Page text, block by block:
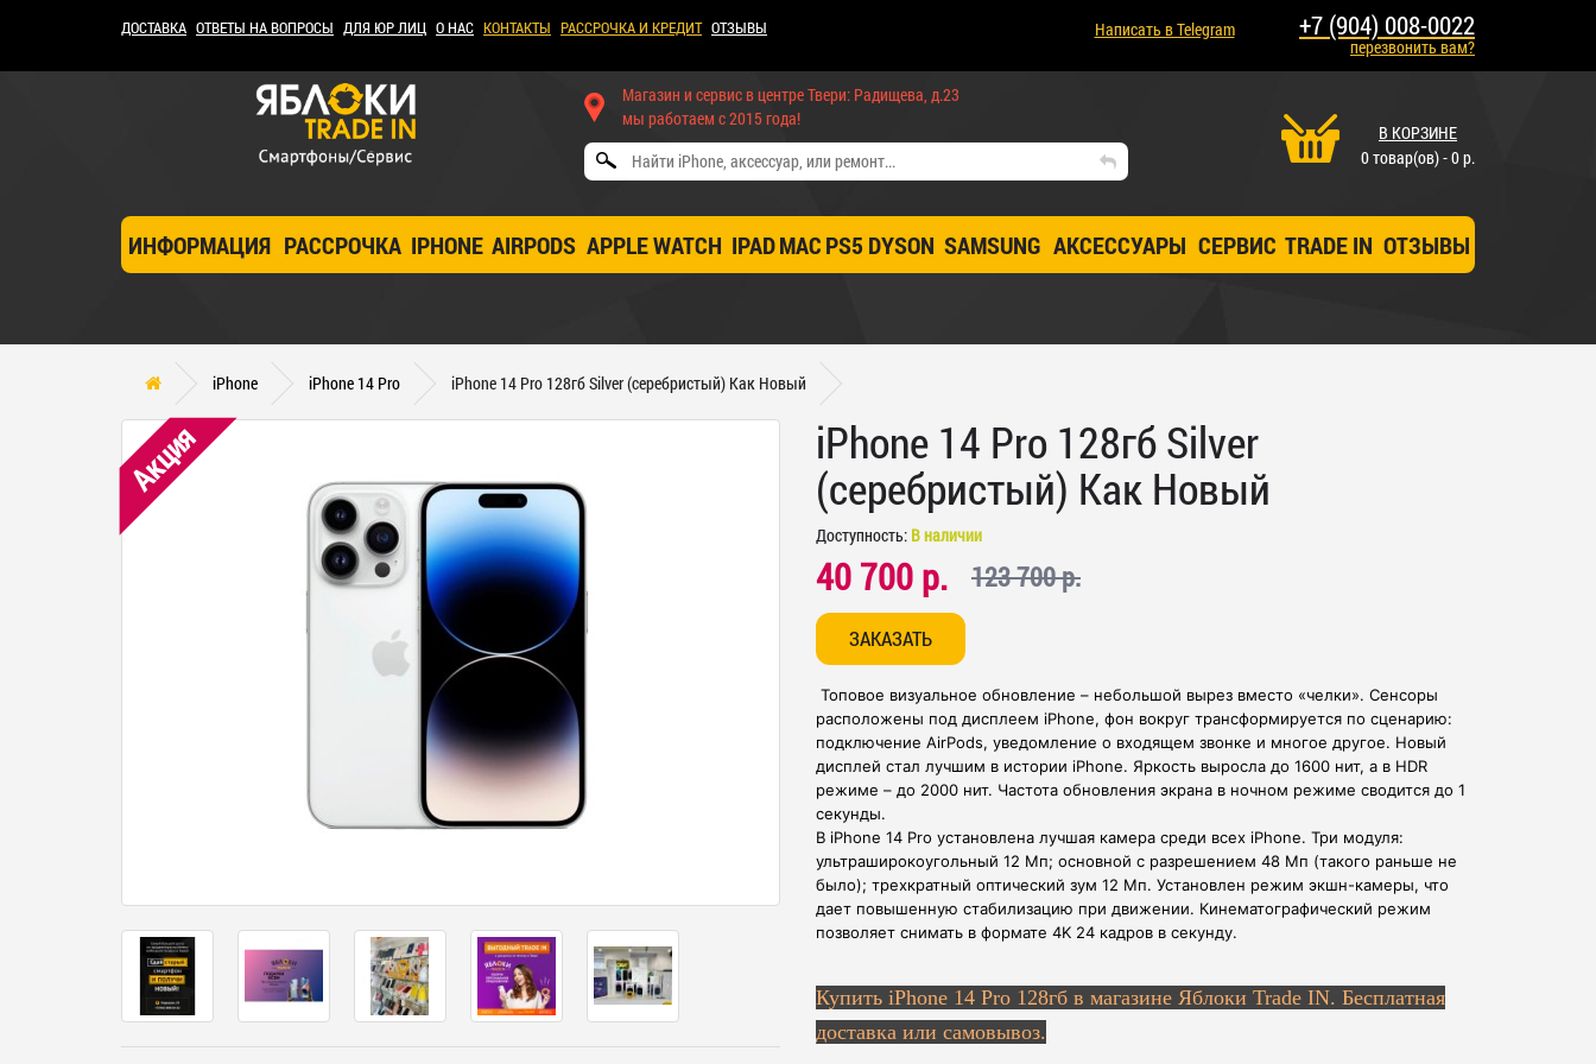
ДОСТАВКА ОТВЕТЫ НА ВОПРОСЫ ДЛЯ ЮР ЛИЦ О НАС КОНТАКТЫ РАССРОЧКА И КРЕДИТ ОТЗЫВЫ Написать в Telegram +7 (904) 008-0022
перезвонить вам?
Магазин и сервис в центре Твери: Радищева, д.23
мы работаем с 2015 года!
В КОРЗИНЕ
0 товар(ов) - 0 р.
ИНФОРМАЦИЯ РАССРОЧКА IPHONE AIRPODS APPLE WATCH IPADMACPS5 DYSON SAMSUNG АКСЕССУАРЫ СЕРВИС TRADE IN ОТЗЫВЫ
iPhone iPhone 14 Pro iPhone 14 Pro 128гб Silver (серебристый) Как Новый
Акция
iPhone 14 Pro 128гб Silver
(серебристый) Как Новый
Доступность: В наличии
40 700 р. 123 700 р.
ЗАКАЗАТЬ
Топовое визуальное обновление – небольшой вырез вместо «челки». Сенсоры
расположены под дисплеем iPhone, фон вокруг трансформируется по сценарию:
подключение AirPods, уведомление о входящем звонке и многое другое. Новый
дисплей стал лучшим в истории iPhone. Яркость выросла до 1600 нит, а в HDR
режиме – до 2000 нит. Частота обновления экрана в ночном режиме сводится до 1
секунды.
В iPhone 14 Pro установлена лучшая камера среди всех iPhone. Три модуля:
ультраширокоугольный 12 Мп; основной с разрешением 48 Мп (такого раньше не
было); трехкратный оптический зум 12 Мп. Установлен режим экшн-камеры, что
дает повышенную стабилизацию при движении. Кинематографический режим
позволяет снимать в формате 4K 24 кадров в секунду.
Купить iPhone 14 Pro 128гб в магазине Яблоки Trade IN. Бесплатная
доставка или самовывоз.